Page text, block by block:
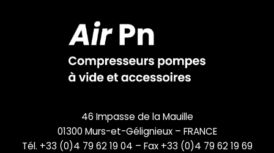
46 Impasse de la Mauille
01300 Murs-et-Gélignieux – FRANCE
Tél. +33 (0)4 79 62 19 04 – Fax +33 (0)4 79 62 19 69